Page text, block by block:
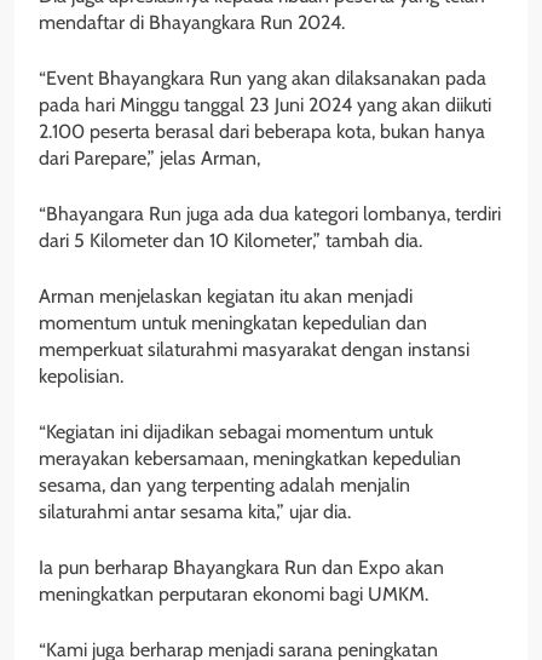
mendaftar di Bhayangkara Run 2024.
“Event Bhayangkara Run yang akan dilaksanakan pada
pada hari Minggu tanggal 23 Juni 2024 yang akan diikuti
2.100 peserta berasal dari beberapa kota, bukan hanya
dari Parepare,” jelas Arman,
“Bhayangara Run juga ada dua kategori lombanya, terdiri
dari 5 Kilometer dan 10 Kilometer,” tambah dia.
Arman menjelaskan kegiatan itu akan menjadi
momentum untuk meningkatan kepedulian dan
memperkuat silaturahmi masyarakat dengan instansi
kepolisian.
“Kegiatan ini dijadikan sebagai momentum untuk
merayakan kebersamaan, meningkatkan kepedulian
sesama, dan yang terpenting adalah menjalin
silaturahmi antar sesama kita,” ujar dia.
Ia pun berharap Bhayangkara Run dan Expo akan
meningkatkan perputaran ekonomi bagi UMKM.
“Kami juga berharap menjadi sarana peningkatan